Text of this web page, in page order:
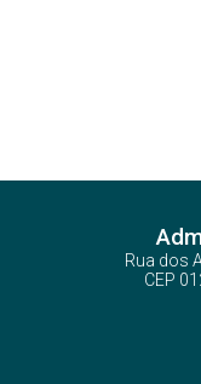
Rua dos
CEP